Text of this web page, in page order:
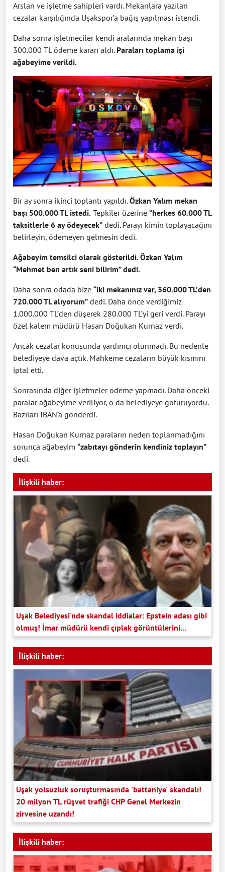
Arslan ve işletme sahipleri vardı. Mekanlara yazılan
cezalar karşılığında Uşakspor’a bağış yapılması istendi.
Daha sonra işletmeciler kendi aralarında mekan başı
300.000 TL ödeme kararı aldı. Paraları toplama işi
ağabeyime verildi.
Bir ay sonra ikinci toplantı yapıldı.Özkan Yalım mekan
başı 500.000 TL istedi. Tepkiler üzerine “herkes 60.000 TL
taksitlerle 6 ay ödeyecek” dedi. Parayı kimin toplayacağını
belirleyin, ödemeyen gelmesin dedi.
Ağabeyim temsilci olarak gösterildi. Özkan Yalım
“Mehmet ben artık seni bilirim” dedi.
Daha sonra odada bize “iki mekanınız var, 360.000 TL’den
720.000 TL alıyorum” dedi. Daha önce verdiğimiz
1.000.000 TL’den düşerek 280.000 TL’yi geri verdi. Parayı
özel kalem müdürü Hasan Doğukan Kurnaz verdi.
Ancak cezalar konusunda yardımcı olunmadı. Bu nedenle
belediyeye dava açtık. Mahkeme cezaların büyük kısmını
iptal etti.
Sonrasında diğer işletmeler ödeme yapmadı. Daha önceki
paralar ağabeyime veriliyor, o da belediyeye götürüyordu.
Bazıları IBAN’a gönderdi.
Hasan Doğukan Kurnaz paraların neden toplanmadığını
sorunca ağabeyim “zabıtayı gönderin kendiniz toplayın”
dedi.
İlişkili haber:
Uşak Belediyesi'nde skandal iddialar: Epstein adası gibi
olmuş! İmar müdürü kendi çıplak görüntülerini...
İlişkili haber:
Uşak yolsuzluk soruşturmasında 'battaniye' skandalı!
20 milyon TL rüşvet trafiği CHP Genel Merkezin
zirvesine uzandı!
İlişkili haber: